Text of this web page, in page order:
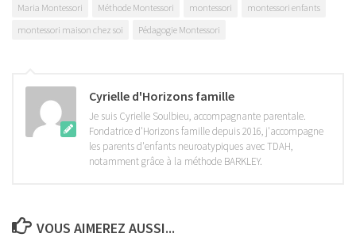
Maria Montessori
Méthode Montessori montessori
montessori enfants
montessori maison chez soi
Pédagogie Montessori
Cyrielle d'Horizons famille
Je suis Cyrielle Soulbieu, accompagnante parentale.
Fondatrice d'Horizons famille depuis 2016, j'accompagne
les parents d'enfants neuroatypiques avec TDAH,
notamment grâce à la méthode BARKLEY.
VOUS AIMEREZ AUSSI...